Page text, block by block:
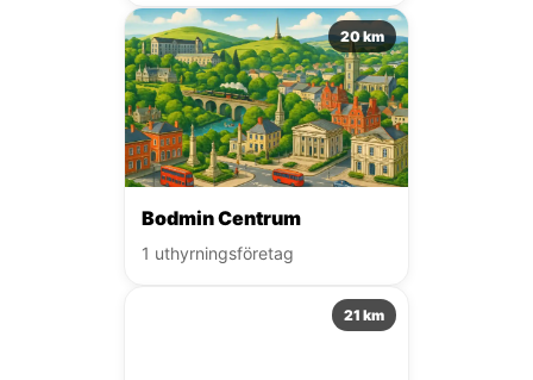
20 km
Bodmin Centrum
1 uthyrningsföretag
21 km